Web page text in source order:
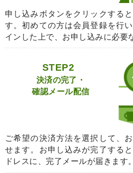
申し込みボタンをクリックする
す。初めての方は会員登録を行
インした上で、お申し込みに必要
STEP2
決済の完了・
確認メール配信
ご希望の決済方法を選択して、
せます。お申し込みが完了する
ドレスに、完了メールが届きます。